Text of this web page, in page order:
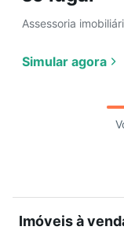
Assessoria
Simular agora
Imóveis à